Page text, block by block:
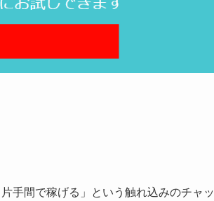
手間で稼げる」という触れ込みのチャッ